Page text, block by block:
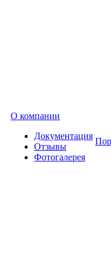
О компании
Документация
Отзывы
Фотогалерея